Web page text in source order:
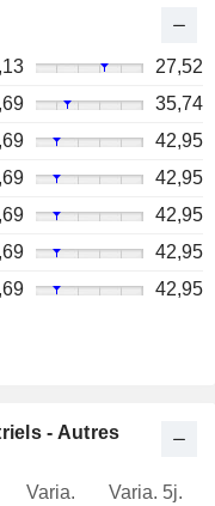
27,52
35,74
42,95
42,95
42,95
42,95
42,95
- Autres
Varia. Varia. 5j.